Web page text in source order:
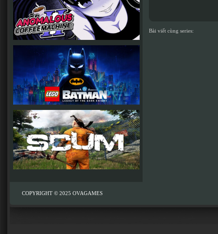
Bài viết cùng series:
COPYRIGHT © 2025 OVAGAMES